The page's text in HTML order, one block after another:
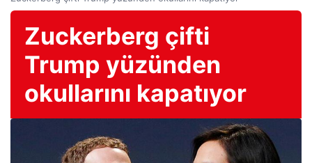
Zuckerberg çifti
Trump yüzünden
okullarını kapatıyor